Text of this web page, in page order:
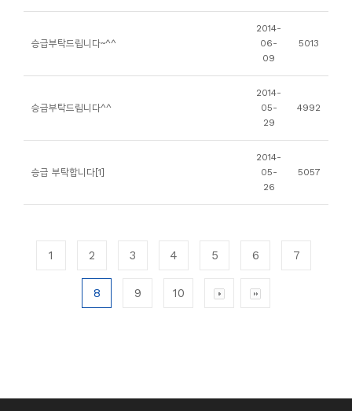
승급부탁드립니다~^^
2014-
06-
09
5013
승급부탁드립니다^^
2014-
05-
29
4992
승급 부탁합니다[1]
2014-
05-
26
5057
1 2 3 4 5 6 7
8 9 10